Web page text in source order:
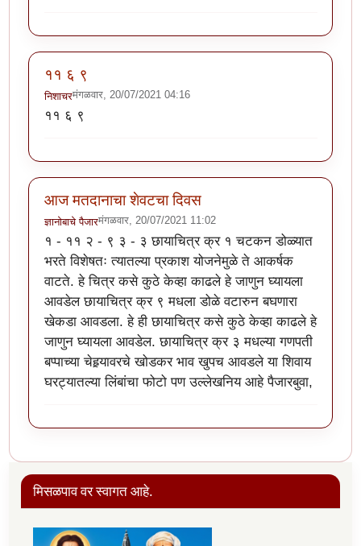
११ ६ ९
निशाचरमंगळवार, 20/07/2021 04:16
११ ६ ९
आज मतदानाचा शेवटचा दिवस
ज्ञानोबाचे पैजारमंगळवार, 20/07/2021 11:02
१ - ११ २ - ९ ३ - ३ छायाचित्र क्र १ चटकन डोळ्यात
भरते विशेषतः त्यातल्या प्रकाश योजनेमुळे ते आकर्षक
वाटते. हे चित्र कसे कुठे केव्हा काढले हे जाणुन घ्यायला
आवडेल छायाचित्र क्र ९ मधला डोळे वटारुन बघणारा
खेकडा आवडला. हे ही छायाचित्र कसे कुठे केव्हा काढले हे
जाणुन घ्यायला आवडेल. छायाचित्र क्र ३ मधल्या गणपती
बप्पाच्या चेहर्‍यावरचे खोडकर भाव खुपच आवडले या शिवाय
घरट्यातल्या लिंबांचा फोटो पण उल्लेखनिय आहे पैजारबुवा,
मिसळपाव वर स्वागत आहे.